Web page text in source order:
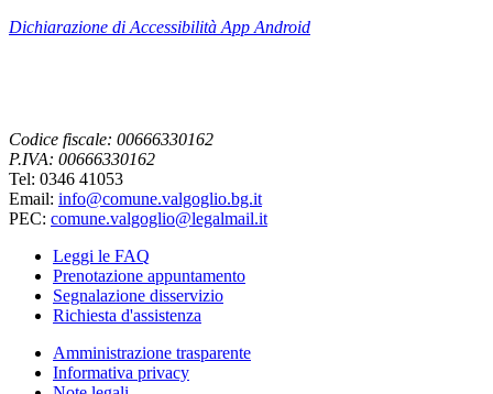
Dichiarazione di Accessibilità App Android
Codice fiscale: 00666330162
P.IVA: 00666330162
Tel: 0346 41053
Email: info@comune.valgoglio.bg.it
PEC: comune.valgoglio@legalmail.it
Leggi le FAQ
Prenotazione appuntamento
Segnalazione disservizio
Richiesta d'assistenza
Amministrazione trasparente
Informativa privacy